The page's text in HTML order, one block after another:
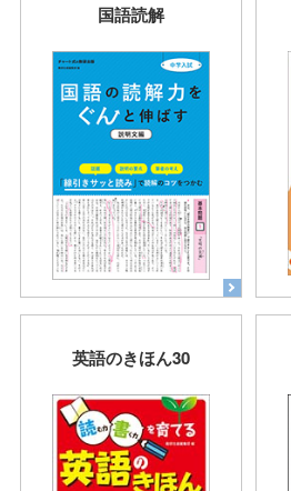
国語読解
英語のきほん30